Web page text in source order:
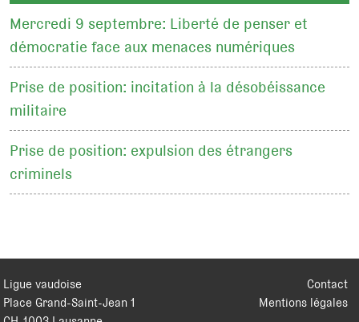
Mercredi 9 septembre: Liberté de penser et
démocratie face aux menaces numériques
Prise de position: incitation à la désobéissance
militaire
Prise de position: expulsion des étrangers
criminels
Contact
Mentions légales
Ligue vaudoise
Place Grand-Saint-Jean 1